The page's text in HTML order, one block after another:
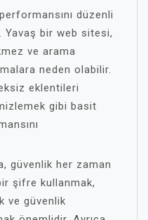
düzenli
bir web sitesi,
ve arama
neden olabilir.
eklentileri
gibi basit
güvenlik her zaman
şifre kullanmak,
ve güvenlik